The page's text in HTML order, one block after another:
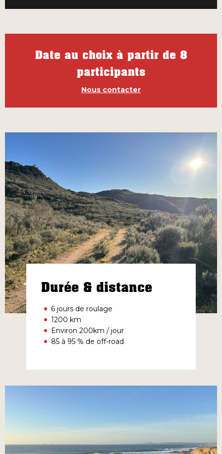
Date au choix à partir de 8
participants
Nous contacter
Durée & distance
6 jours de roulage
1200 km
Environ 200km / jour
85 à 95 % de off-road